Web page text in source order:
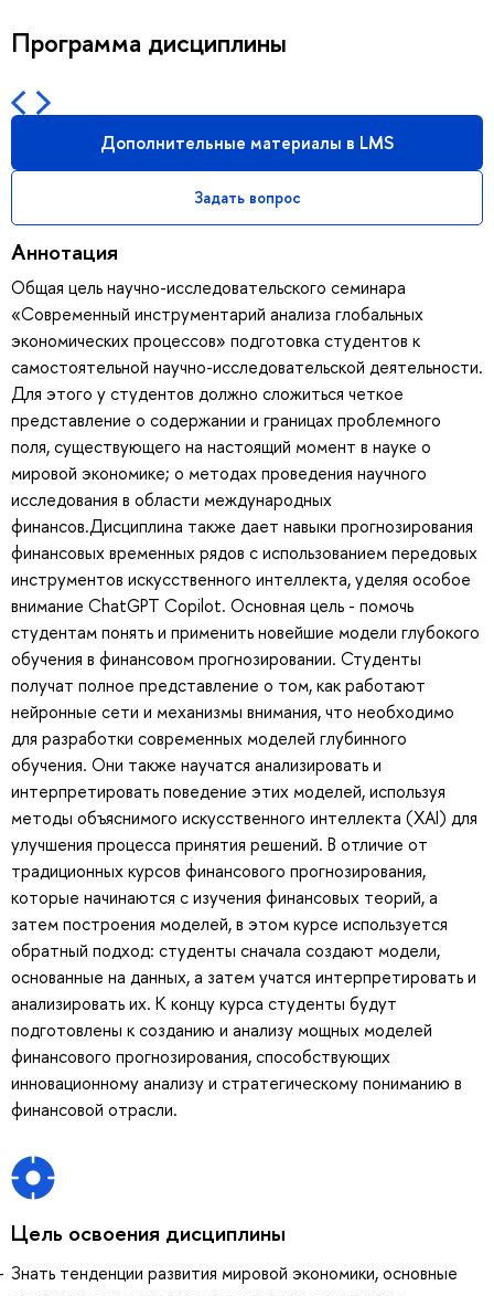
Программа дисциплины
Дополнительные материалы в LMS
Задать вопрос
Аннотация
Общая цель научно-исследовательского семинара
«Современный инструментарий анализа глобальных
экономических процессов» подготовка студентов к
самостоятельной научно-исследовательской деятельности.
Для этого у студентов должно сложиться четкое
представление о содержании и границах проблемного
поля, существующего на настоящий момент в науке о
мировой экономике; о методах проведения научного
исследования в области международных
финансов.Дисциплина также дает навыки прогнозирования
финансовых временных рядов с использованием передовых
инструментов искусственного интеллекта, уделяя особое
внимание ChatGPT Copilot. Основная цель - помочь
студентам понять и применить новейшие модели глубокого
обучения в финансовом прогнозировании. Студенты
получат полное представление о том, как работают
нейронные сети и механизмы внимания, что необходимо
для разработки современных моделей глубинного
обучения. Они также научатся анализировать и
интерпретировать поведение этих моделей, используя
методы объяснимого искусственного интеллекта (XAI) для
улучшения процесса принятия решений. В отличие от
традиционных курсов финансового прогнозирования,
которые начинаются с изучения финансовых теорий, а
затем построения моделей, в этом курсе используется
обратный подход: студенты сначала создают модели,
основанные на данных, а затем учатся интерпретировать и
анализировать их. К концу курса студенты будут
подготовлены к созданию и анализу мощных моделей
финансового прогнозирования, способствующих
инновационному анализу и стратегическому пониманию в
финансовой отрасли.
Цель освоения дисциплины
Знать тенденции развития мировой экономики, основные